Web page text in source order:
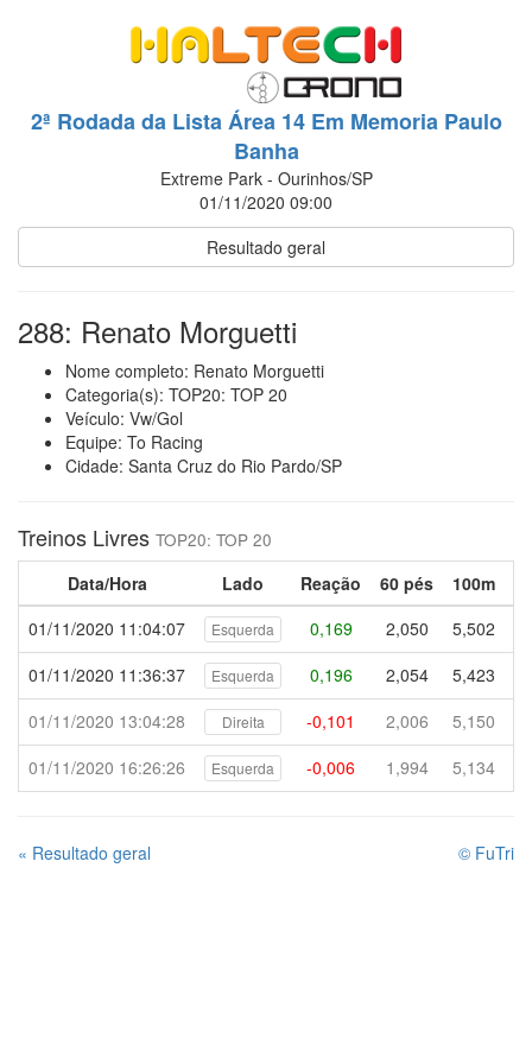
2ª Rodada da Lista Área 14 Em Memoria Paulo
Banha
Extreme Park - Ourinhos/SP
01/11/2020 09:00
Resultado geral
288: Renato Morguetti
Nome completo: Renato Morguetti
Categoria(s): TOP20: TOP 20
Veículo: Vw/Gol
Equipe: To Racing
Cidade: Santa Cruz do Rio Pardo/SP
Treinos Livres TOP20: TOP 20
Data/Hora Lado Reação 60 pés 100m
01/11/2020 11:04:07
Esquerda 0,169 2,050 5,502
01/11/2020 11:36:37
Esquerda 0,196 2,054 5,423
01/11/2020 13:04:28
Direita -0,101 2,006 5,150
01/11/2020 16:26:26
Esquerda -0,006 1,994 5,134
« Resultado geral © FuTri